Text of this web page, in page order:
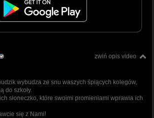
zwiń opis video
wybudza ze snu waszych śpiących kolegów,
do szkoły.
słoneczko, które swoimi promieniami wprawia ich
się z Nami!